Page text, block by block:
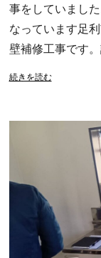
事をしていまし
なっています足
壁補修工事です
続きを読む